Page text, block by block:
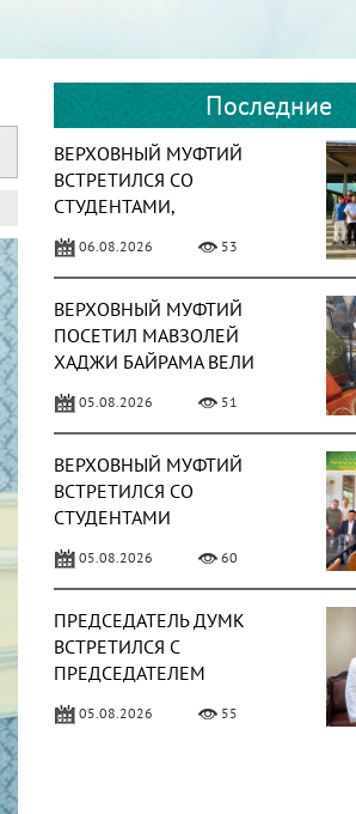
Последние
ВЕРХОВНЫЙ МУФТИЙ
ВСТРЕТИЛСЯ СО
СТУДЕНТАМИ,
ТУРЦИИ
06.08.2026 53
ВЕРХОВНЫЙ МУФТИЙ
ПОСЕТИЛ МАВЗОЛЕЙ
ХАДЖИ БАЙРАМА ВЕЛИ
05.08.2026 51
ВЕРХОВНЫЙ МУФТИЙ
ВСТРЕТИЛСЯ СО
СТУДЕНТАМИ
05.08.2026 60
ПРЕДСЕДАТЕЛЬ ДУМК
ВСТРЕТИЛСЯ С
ПРЕДСЕДАТЕЛЕМ
РЕЛИГИИ ТУРЦИИ
05.08.2026 55